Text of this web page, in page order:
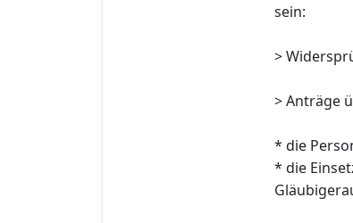
sein:
>
> Anträge
* die
* die